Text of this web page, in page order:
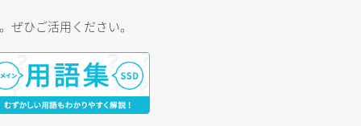
ひご活用ください。